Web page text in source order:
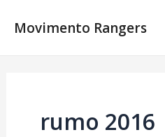
Movimento Rangers
rumo 2016